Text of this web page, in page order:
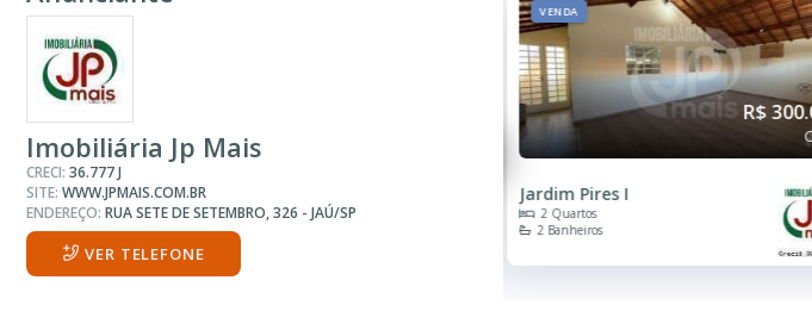
Imobiliária Jp Mais
CRECI: 36.777 J
SITE: WWW.JPMAIS.COM.BR
ENDEREÇO: RUA SETE DE SETEMBRO, 326 - JAÚ/SP
VER TELEFONE
Condomínio São Matheus
3 Quartos
3 Banheiros
VENDA
R$
Jardim Pires I
2 Quartos
2 Banheiros